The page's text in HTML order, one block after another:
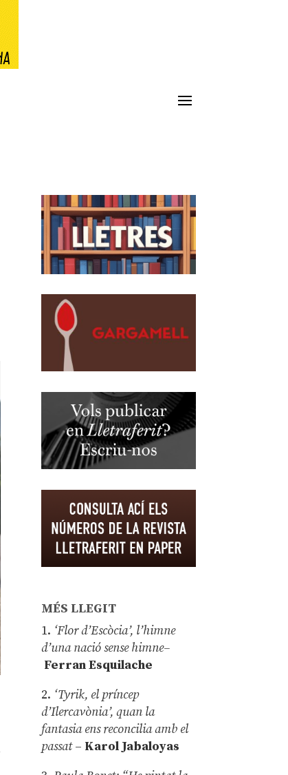
MÉS LLEGIT
1. ‘Flor d’Escòcia’, l’himne
d’una nació sense himne–
Ferran Esquilache
2. ‘Tyrik, el príncep
d’Ilercavònia’, quan la
fantasia ens reconcilia amb el
passat– Karol Jabaloyas